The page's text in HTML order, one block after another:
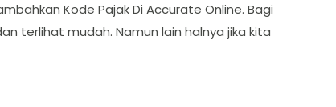
Kode Pajak Di Accurate Online. Bagi
terlihat mudah. Namun lain halnya jika kita